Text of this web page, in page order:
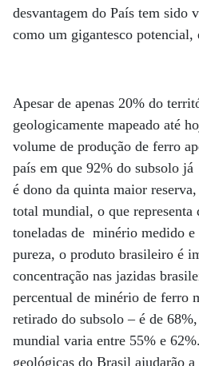
desvantagem do País tem sido
como um gigantesco
Apesar de apenas 20% do
geologicamente mapeado até
volume de produção de ferro
país em que 92% do subsolo
é dono da quinta maior
total mundial, o que representa
toneladas de minério medido
pureza, o produto brasileiro é
concentração nas jazidas
percentual de minério de ferro
retirado do subsolo – é de
mundial varia entre 55% e
geológicas do Brasil ajudarão